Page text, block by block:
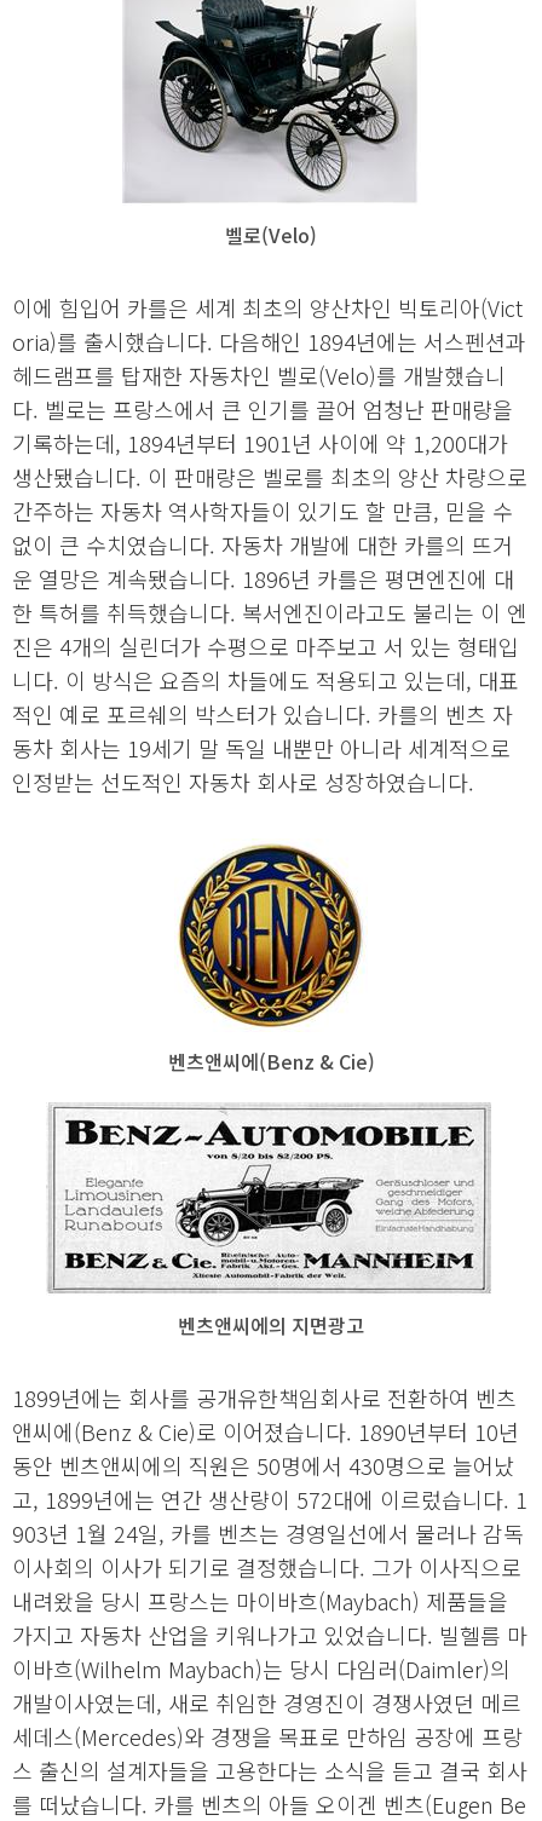
벨로(Velo)
이에 힘입어 카를은 세계 최초의 양산차인 빅토리아(Vict
oria)를 출시했습니다. 다음해인 1894년에는 서스펜션과
헤드램프를 탑재한 자동차인 벨로(Velo)를 개발했습니
다. 벨로는 프랑스에서 큰 인기를 끌어 엄청난 판매량을
기록하는데, 1894년부터 1901년 사이에 약 1,200대가
생산됐습니다. 이 판매량은 벨로를 최초의 양산 차량으로
간주하는 자동차 역사학자들이 있기도 할 만큼, 믿을 수
없이 큰 수치였습니다. 자동차 개발에 대한 카를의 뜨거
운 열망은 계속됐습니다. 1896년 카를은 평면엔진에 대
한 특허를 취득했습니다. 복서엔진이라고도 불리는 이 엔
진은 4개의 실린더가 수평으로 마주보고 서 있는 형태입
니다. 이 방식은 요즘의 차들에도 적용되고 있는데, 대표
적인 예로 포르쉐의 박스터가 있습니다. 카를의 벤츠 자
동차 회사는 19세기 말 독일 내뿐만 아니라 세계적으로
인정받는 선도적인 자동차 회사로 성장하였습니다.
벤츠앤씨에(Benz & Cie)
벤츠앤씨에의 지면광고
1899년에는 회사를 공개유한책임회사로 전환하여 벤츠
앤씨에(Benz & Cie)로 이어졌습니다. 1890년부터 10년
동안 벤츠앤씨에의 직원은 50명에서 430명으로 늘어났
고, 1899년에는 연간 생산량이 572대에 이르렀습니다. 1
903년 1월 24일, 카를 벤츠는 경영일선에서 물러나 감독
이사회의 이사가 되기로 결정했습니다. 그가 이사직으로
내려왔을 당시 프랑스는 마이바흐(Maybach) 제품들을
가지고 자동차 산업을 키워나가고 있었습니다. 빌헬름 마
이바흐(Wilhelm Maybach)는 당시 다임러(Daimler)의
개발이사였는데, 새로 취임한 경영진이 경쟁사였던 메르
세데스(Mercedes)와 경쟁을 목표로 만하임 공장에 프랑
스 출신의 설계자들을 고용한다는 소식을 듣고 결국 회사
를 떠났습니다. 카를 벤츠의 아들 오이겐 벤츠(Eugen Be